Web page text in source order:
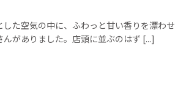
た空気の中に、ふわっと甘い香りを漂わせ
がありました。店頭に並ぶのはず [...]